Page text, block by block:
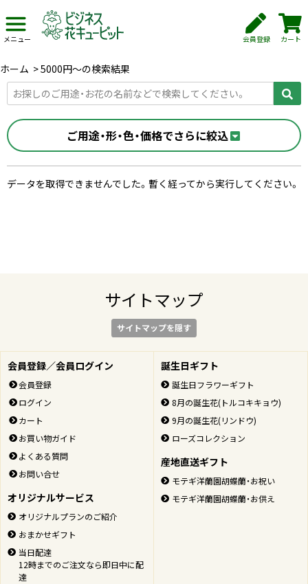
メニュー 会員登録 カート
ホーム >5000円〜の検索結果
ご用途・形・色・価格でさらに絞込
データを取得できませんでした。暫く経ってから実行してください。
サイトマップ
サイトマップを隠す
会員登録／会員ログイン
会員登録
ログイン
カート
お買い物ガイド
よくある質問
お問い合せ
オリジナルサービス
オリジナルプランのご紹介
おまかせギフト
当日配達
12時までのご注文なら即日中に配
達
誕生日ギフト
誕生日フラワーギフト
8月の誕生花(トルコキキョウ)
9月の誕生花(リンドウ)
ローズコレクション
産地直送ギフト
モテギ洋蘭園胡蝶蘭・お祝い
モテギ洋蘭園胡蝶蘭・お供え